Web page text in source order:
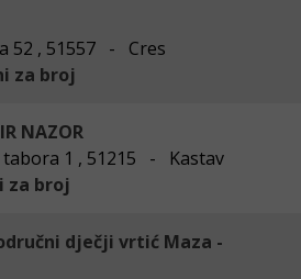
52 , 51557 - Cres
za broj
NAZOR
tabora 1 , 51215 - Kastav
za broj
dječji vrtić Maza -